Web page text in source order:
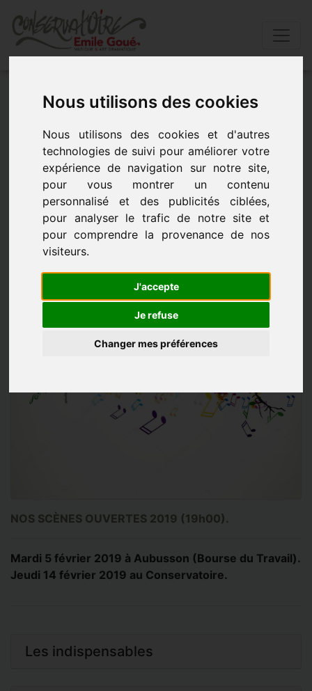
Nous utilisons des cookies
Nous utilisons des cookies et d'autres
technologies de suivi pour améliorer votre
expérience de navigation sur notre site,
pour vous montrer un contenu
personnalisé et des publicités ciblées,
pour analyser le trafic de notre site et
pour comprendre la provenance de nos
visiteurs.
J'accepte
Je refuse
Changer mes préférences
Accueil» Actualités» Nos scÈnes ouvertes
NOS SCÈNES OUVERTES
- le 4 février 2019 à 12h00
NOS SCÈNES OUVERTES 2019 (19h00).
Mardi 5 février 2019 à Aubusson (Bourse du Travail).
Jeudi 14 février 2019 au Conservatoire.
Les indispensables